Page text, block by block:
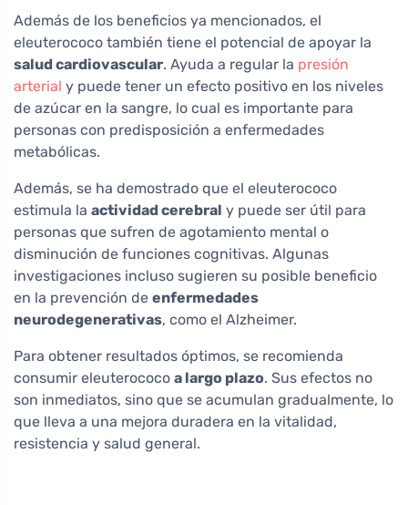
Además de los beneficios ya mencionados, el
eleuterococo también tiene el potencial de apoyar la
salud cardiovascular. Ayuda a regular la presión
arterial y puede tener un efecto positivo en los niveles
de azúcar en la sangre, lo cual es importante para
personas con predisposición a enfermedades
metabólicas.
Además, se ha demostrado que el eleuterococo
estimula la actividad cerebral y puede ser útil para
personas que sufren de agotamiento mental o
disminución de funciones cognitivas. Algunas
investigaciones incluso sugieren su posible beneficio
en la prevención de enfermedades
neurodegenerativas, como el Alzheimer.
Para obtener resultados óptimos, se recomienda
consumir eleuterococo a largo plazo. Sus efectos no
son inmediatos, sino que se acumulan gradualmente, lo
que lleva a una mejora duradera en la vitalidad,
resistencia y salud general.